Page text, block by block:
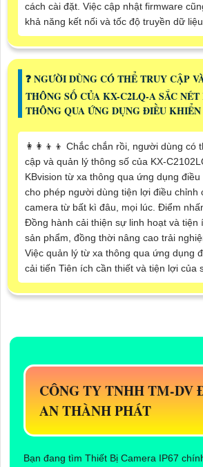
cách cài đặt. Việc cập nhật firmware
khả năng kết nối và tốc độ truyền dữ
️❓ NGƯỜI DÙNG CÓ THỂ TRUY CẬP
THÔNG SỐ CỦA KX-C2LQ-A SẮC
THÔNG QUA ỨNG DỤNG ĐIỀU
👩‍👩‍👦‍👦 Chắc chắn rồi, người dùng có
cập và quản lý thông số của KX-
KBvision từ xa thông qua ứng dụng điều
cho phép người dùng tiện lợi điều chỉnh
camera từ bất kì đâu, mọi lúc. Điểm
Đồng hành cải thiện sự linh hoạt và tiện
sản phẩm, đồng thời nâng cao trải
Việc quản lý từ xa thông qua ứng dụng
cải tiến Tiên ích cần thiết và tiện lợi của
CÔNG TY TNHH TM-DV
AN THÀNH PHÁT
Bạn đang tìm Thiết Bị Camera IP67